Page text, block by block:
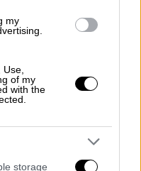
my
of my
with the
storage
η ζήτηση
για το